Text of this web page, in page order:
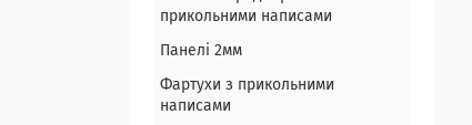
прикольними написами
Панелі 2мм
Фартухи з прикольними
написами